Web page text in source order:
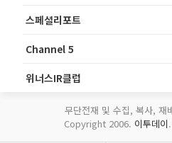
스페셜리포트
Channel 5
위너스IR클럽
무단전재 및 수집, 복사, 재
Copyright 2006. 이투데이